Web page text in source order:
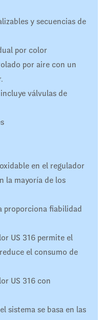
y secuencias de
por color
por aire con un
válvulas de
en el regulador
la mayoría de los
proporciona fiabilidad
US 316 permite el
el consumo de
US 316 con
sistema se basa en las